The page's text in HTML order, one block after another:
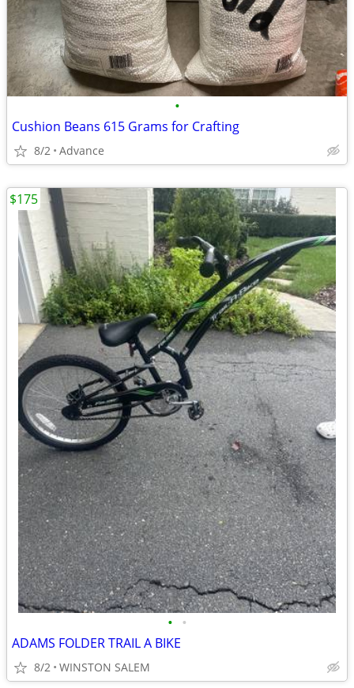
•
Cushion Beans 615 Grams for Crafting
8/2 Advance
• •
ADAMS FOLDER TRAIL A BIKE
8/2 WINSTON SALEM
$175